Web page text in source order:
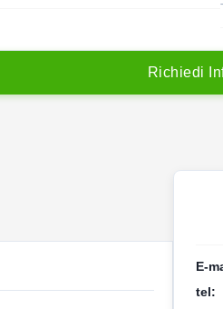
Richiedi n
E-
tel: